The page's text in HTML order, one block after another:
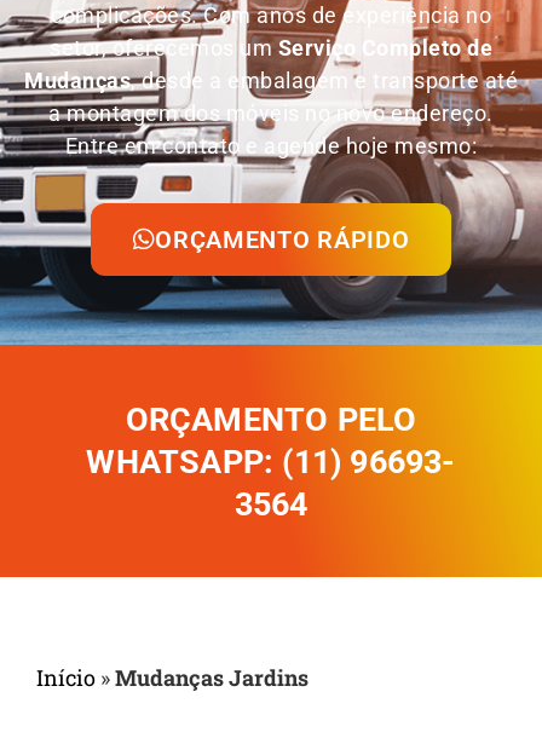
complicações. Com anos de experiência no
setor, oferecemos umServiço Completo de
Mudanças, desde a embalagem e transporte até
a montagem dos móveis no novo endereço.
Entre em contato e agende hoje mesmo:
ORÇAMENTO RÁPIDO
ORÇAMENTO PELO
WHATSAPP: (11) 96693-
3564
Início »Mudanças Jardins